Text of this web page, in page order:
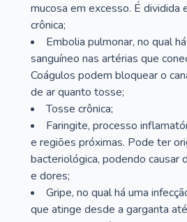
mucosa em excesso. É dividida
crônica;
Embolia pulmonar, no qual
sanguíneo nas artérias que
Coágulos podem bloquear o
de ar quanto tosse;
Tosse crônica;
Faringite, processo
e regiões próximas. Pode ter
bacteriológica, podendo causar
e dores;
Gripe, no qual há uma
que atinge desde a garganta